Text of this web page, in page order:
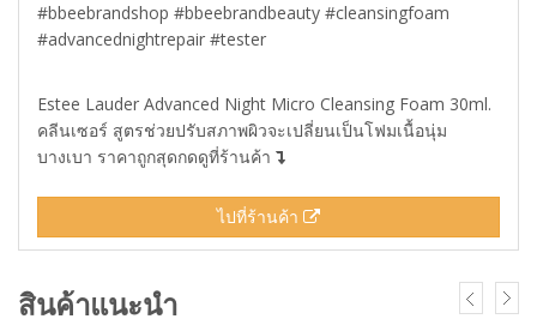
#bbeebrandshop #bbeebrandbeauty #cleansingfoam
#advancednightrepair #tester
Estee Lauder Advanced Night Micro Cleansing Foam 30ml.
คลีนเซอร์ สูตรช่วยปรับสภาพผิวจะเปลี่ยนเป็นโฟมเนื้อนุ่ม
บางเบา ราคาถูกสุดกดดูที่ร้านค้า
ไปที่ร้านค้า
สินค้าแนะนำ